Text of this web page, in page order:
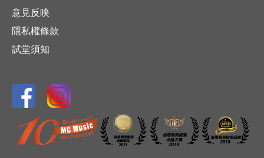
意見反映
隱私權條款
試堂須知